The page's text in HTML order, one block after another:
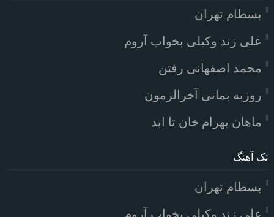
بسطام تهران
علی زند وکیلی بخواب آروم
محمد اصفهانی رفتن
روزبه بمانی آخرالزمون
ماهان بهرام خان تا ابد
تک آهنگ
بسطام تهران
علی زند وکیلی بخواب آروم